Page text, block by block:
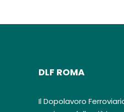
DLF ROMA
Il Dopolavoro